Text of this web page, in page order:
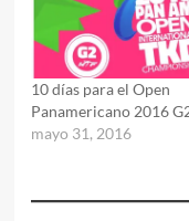
10 días para el Open
Panamericano 2016
mayo 31, 2016